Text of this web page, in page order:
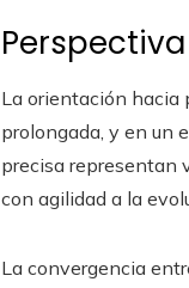
La orientación hacia
prolongada, y en un
precisa representan
con agilidad a la
La convergencia